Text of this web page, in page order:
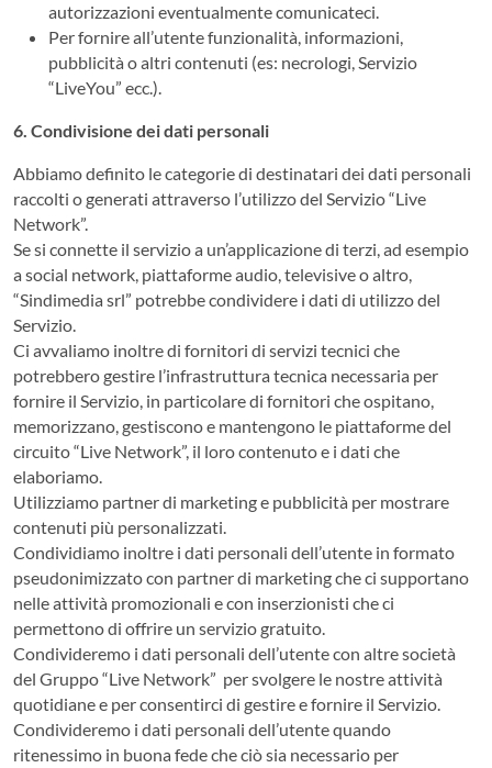
autorizzazioni eventualmente comunicateci.
Per fornire all’utente funzionalità, informazioni,
pubblicità o altri contenuti (es: necrologi, Servizio
“LiveYou” ecc.).
6. Condivisione dei dati personali
Abbiamo definito le categorie di destinatari dei dati personali
raccolti o generati attraverso l’utilizzo del Servizio “Live
Network”.
Se si connette il servizio a un’applicazione di terzi, ad esempio
a social network, piattaforme audio, televisive o altro,
“Sindimedia srl” potrebbe condividere i dati di utilizzo del
Servizio.
Ci avvaliamo inoltre di fornitori di servizi tecnici che
potrebbero gestire l’infrastruttura tecnica necessaria per
fornire il Servizio, in particolare di fornitori che ospitano,
memorizzano, gestiscono e mantengono le piattaforme del
circuito “Live Network”, il loro contenuto e i dati che
elaboriamo.
Utilizziamo partner di marketing e pubblicità per mostrare
contenuti più personalizzati.
Condividiamo inoltre i dati personali dell’utente in formato
pseudonimizzato con partner di marketing che ci supportano
nelle attività promozionali e con inserzionisti che ci
permettono di offrire un servizio gratuito.
Condivideremo i dati personali dell’utente con altre società
del Gruppo “Live Network” per svolgere le nostre attività
quotidiane e per consentirci di gestire e fornire il Servizio.
Condivideremo i dati personali dell’utente quando
ritenessimo in buona fede che ciò sia necessario per